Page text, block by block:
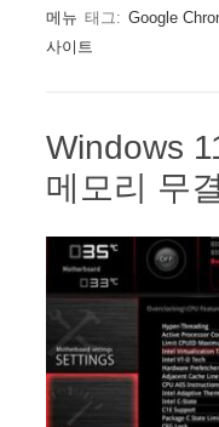
메뉴 태그: Google
사이트
Windows
메모리 무